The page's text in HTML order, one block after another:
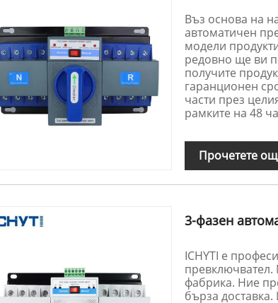
Въз основа на
автоматичен
модели
редовно ще ви
получите
гаранционен
части през
рамките на 48
Прочетете
3-фазен
ICHYTI е
превключвател.
фабрика. Ние
бърза